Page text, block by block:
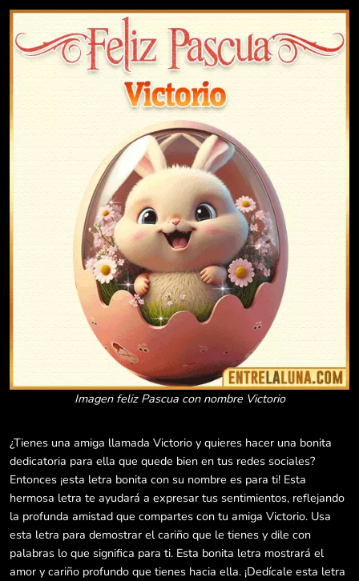
Imagen feliz Pascua con nombre Victorio
¿Tienes una amiga llamada Victorio y quieres hacer una bonita
dedicatoria para ella que quede bien en tus redes sociales?
Entonces ¡esta letra bonita con su nombre es para ti! Esta
hermosa letra te ayudará a expresar tus sentimientos, reflejando
la profunda amistad que compartes con tu amiga Victorio. Usa
esta letra para demostrar el cariño que le tienes y dile con
palabras lo que significa para ti. Esta bonita letra mostrará el
amor y cariño profundo que tienes hacia ella. ¡Dedícale esta letra